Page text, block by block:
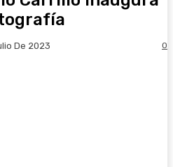
De 2023 0